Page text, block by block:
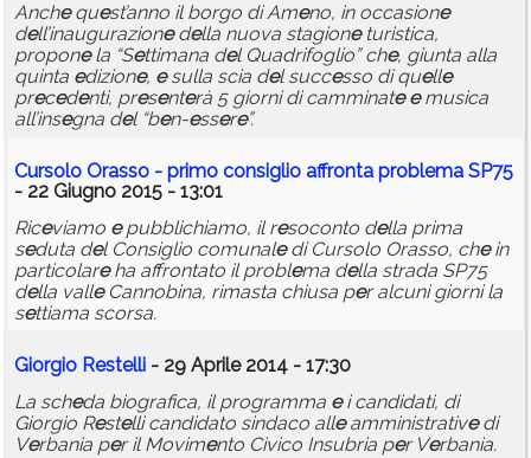
Anchequest’anno il borgo di Ameno, in occasione
dell’inaugurazionedella nuova stagioneturistica,
proponela “Settimana del Quadrifoglio” che, giunta alla
quinta edizione, esulla scia del successo di quelle
precedenti, presenterà 5 giorni di camminate emusica
all’insegna del “ben-essere”.
Cursolo Orasso - primo consiglio affronta problema SP75
- 22 Giugno 2015 - 13:01
Riceviamo epubblichiamo, il resoconto della prima
seduta del Consiglio comunaledi Cursolo Orasso, chein
particolareha affrontato il problema della strada SP75
della valleCannobina, rimasta chiusa per alcuni giorni la
settiama scorsa.
Giorgio Restelli - 29 Aprile 2014 - 17:30
La scheda biografica, il programma ei candidati, di
Giorgio Restelli candidato sindaco alleamministrativedi
Verbania per il Movimento Civico Insubria per Verbania.